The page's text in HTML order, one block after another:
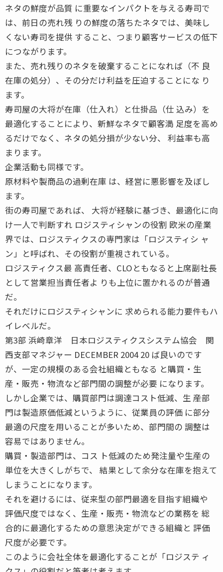
ネタの鮮度が品質 に重要なインパクトを与える寿司で
は、前日の売れ残 りの鮮度の落ちたネタでは、美味し
くない寿司を提供 すること、つまり顧客サービスの低下
につながります。
また、売れ残りのネタを破棄することになれば（不 良
在庫の処分）、その分だけ利益を圧迫することにな り
ます。
寿司屋の大将が在庫（仕入れ）と仕掛品（仕 込み）を
最適化することにより、新鮮なネタで顧客満 足度を高め
るだけでなく、ネタの処分損が少ない分、 利益率も高
まります。
企業活動も同様です。
原材料や製商品の過剰在庫 は、経営に悪影響を及ぼし
ます。
街の寿司屋であれば、 大将が経験に基づき、最適化に向
け一人で判断すれ ロジスティシャンの役割 欧米の産業
界では、ロジスティクスの専門家は「ロジスティシ ャ
ン」と呼ばれ、その役割が重視されている。
ロジスティクス最 高責任者、CLOともなると上席副社長
として営業担当責任者よ りも上位に置かれるのが普通
だ。
それだけにロジスティシャンに 求められる能力要件もハ
イレベルだ。
第3部 浜崎章洋 日本ロジスティクスシステム協会 関
西支部マネジャー DECEMBER 2004 20 ば良いのです
が、一定の規模のある会社組織ともなる と購買・生
産・販売・物流など部門間の調整が必要 になります。
しかし企業では、購買部門は調達コスト低減、生 産部
門は製造原価低減というように、従業員の評価 に部分
最適の尺度を用いることが多いため、部門間の 調整は
容易ではありません。
購買・製造部門は、コス ト低減のため発注量や生産の
単位を大きくしがちで、 結果として余分な在庫を抱えて
しまうことになります。
それを避けるには、従来型の部門最適を目指す組織や
評価尺度ではなく、生産・販売・物流などの業務を 総
合的に最適化するための意思決定ができる組織と 評価
尺度が必要です。
このように会社全体を最適化することが「ロジステ ィ